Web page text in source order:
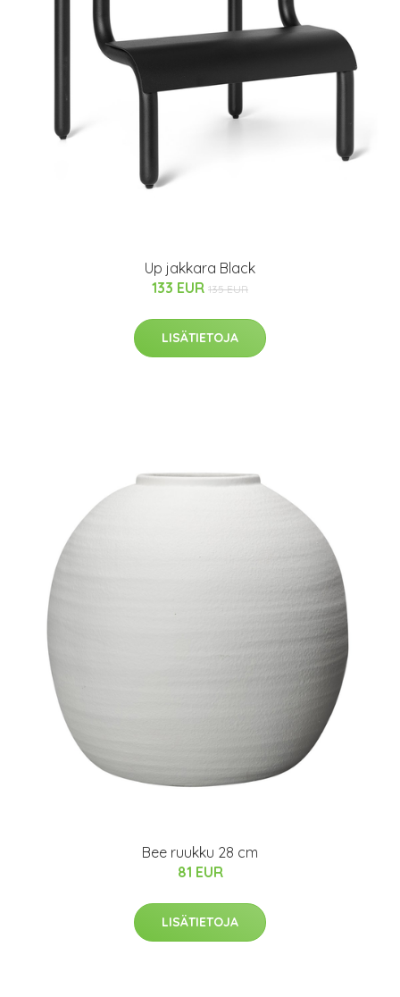
Up jakkara Black
133 EUR 135 EUR
LISÄTIETOJA
Bee ruukku 28 cm
81 EUR
LISÄTIETOJA